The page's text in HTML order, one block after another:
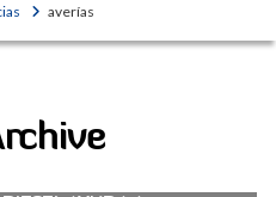
averías